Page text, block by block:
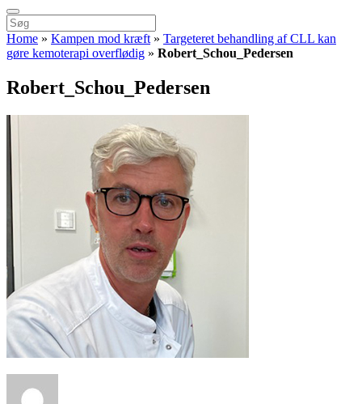
Home » Kampen mod kræft » Targeteret behandling af CLL kan
gøre kemoterapi overflødig » Robert_Schou_Pedersen
Robert_Schou_Pedersen